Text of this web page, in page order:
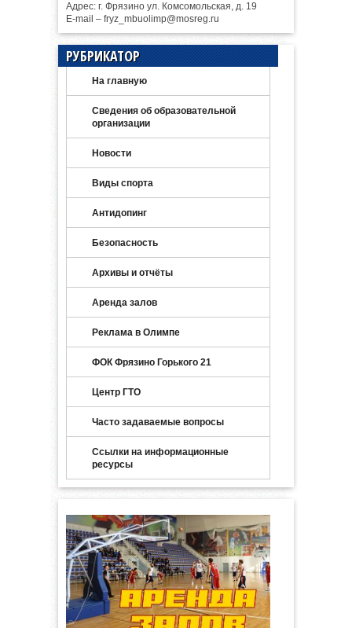
Адрес: г. Фрязино ул. Комсомольская, д. 19
E-mail – fryz_mbuolimp@mosreg.ru
РУБРИКАТОР
На главную
Сведения об образовательной
организации
Новости
Виды спорта
Антидопинг
Безопасность
Архивы и отчёты
Аренда залов
Реклама в Олимпе
ФОК Фрязино Горького 21
Центр ГТО
Часто задаваемые вопросы
Ссылки на информационные
ресурсы